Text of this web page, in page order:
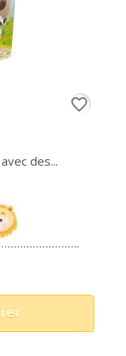
des...
favorite_border